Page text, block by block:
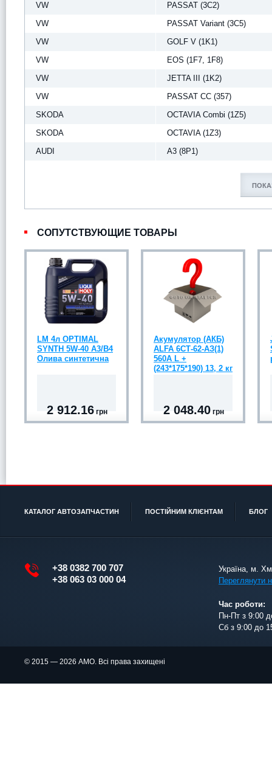
VW
PASSAT (3C2)
VW
PASSAT Variant (3C5)
VW
GOLF V (1K1)
VW
EOS (1F7, 1F8)
VW
JETTA III (1K2)
VW
PASSAT CC (357)
SKODA
OCTAVIA Combi (1Z5)
SKODA
OCTAVIA (1Z3)
AUDI
A3 (8P1)
СОПУТСТВУЮЩИЕ ТОВАРЫ
LM 4л OPTIMAL
SYNTH 5W-40 A3/B4
Олива синтетична
2 912.16 грн
Акумулятор (АКБ)
ALFA 6СТ-62-АЗ(1)
560A L +
(243*175*190) 13, 2 кг
2 048.40 грн
КАТАЛОГ АВТОЗАПЧАСТИН ПОСТІЙНИМ КЛІЄНТАМ БЛОГ
+38 0382 700 707
+38 063 03 000 04
Україна, м.
Переглянути
Час роботи:
Пн-Пт з 9:00
Сб з 9:00 до
© 2015 — 2026 АМО. Всі права захищені